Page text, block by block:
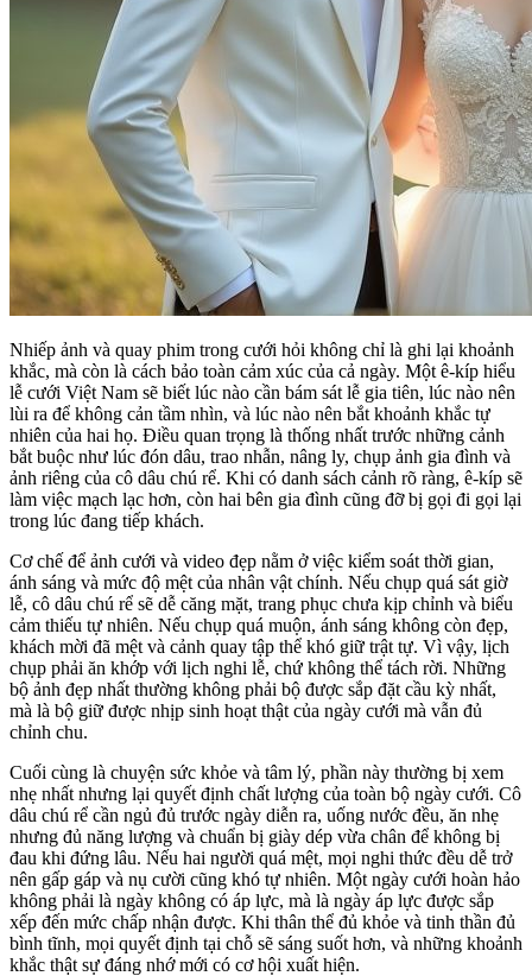
Nhiếp ảnh và quay phim trong cưới hỏi không chỉ là ghi lại khoảnh
khắc, mà còn là cách bảo toàn cảm xúc của cả ngày. Một ê-kíp hiểu
lễ cưới Việt Nam sẽ biết lúc nào cần bám sát lễ gia tiên, lúc nào nên
lùi ra để không cản tầm nhìn, và lúc nào nên bắt khoảnh khắc tự
nhiên của hai họ. Điều quan trọng là thống nhất trước những cảnh
bắt buộc như lúc đón dâu, trao nhẫn, nâng ly, chụp ảnh gia đình và
ảnh riêng của cô dâu chú rể. Khi có danh sách cảnh rõ ràng, ê-kíp sẽ
làm việc mạch lạc hơn, còn hai bên gia đình cũng đỡ bị gọi đi gọi lại
trong lúc đang tiếp khách.
Cơ chế để ảnh cưới và video đẹp nằm ở việc kiểm soát thời gian,
ánh sáng và mức độ mệt của nhân vật chính. Nếu chụp quá sát giờ
lễ, cô dâu chú rể sẽ dễ căng mặt, trang phục chưa kịp chỉnh và biểu
cảm thiếu tự nhiên. Nếu chụp quá muộn, ánh sáng không còn đẹp,
khách mời đã mệt và cảnh quay tập thể khó giữ trật tự. Vì vậy, lịch
chụp phải ăn khớp với lịch nghi lễ, chứ không thể tách rời. Những
bộ ảnh đẹp nhất thường không phải bộ được sắp đặt cầu kỳ nhất,
mà là bộ giữ được nhịp sinh hoạt thật của ngày cưới mà vẫn đủ
chỉnh chu.
Cuối cùng là chuyện sức khỏe và tâm lý, phần này thường bị xem
nhẹ nhất nhưng lại quyết định chất lượng của toàn bộ ngày cưới. Cô
dâu chú rể cần ngủ đủ trước ngày diễn ra, uống nước đều, ăn nhẹ
nhưng đủ năng lượng và chuẩn bị giày dép vừa chân để không bị
đau khi đứng lâu. Nếu hai người quá mệt, mọi nghi thức đều dễ trở
nên gấp gáp và nụ cười cũng khó tự nhiên. Một ngày cưới hoàn hảo
không phải là ngày không có áp lực, mà là ngày áp lực được sắp
xếp đến mức chấp nhận được. Khi thân thể đủ khỏe và tinh thần đủ
bình tĩnh, mọi quyết định tại chỗ sẽ sáng suốt hơn, và những khoảnh
khắc thật sự đáng nhớ mới có cơ hội xuất hiện.